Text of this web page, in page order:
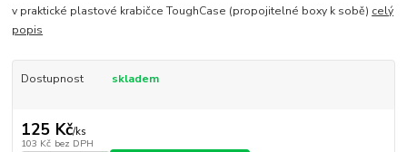
v praktické plastové krabičce ToughCase (propojitelné boxy k sobě) celý
popis
Dostupnost skladem
125 Kč/ks
103 Kč bez DPH